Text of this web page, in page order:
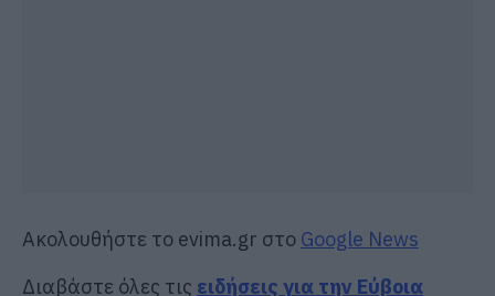
Ακολουθήστε το evima.gr στο Google News
Διαβάστε όλες τις ειδήσεις για την Εύβοια